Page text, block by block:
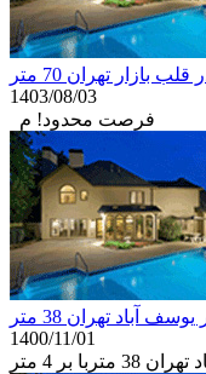
بازار تهران 70 متر
1403/08/03
فرصت محدود! م
آباد تهران 38 متر
1400/11/01
بر 4 متر